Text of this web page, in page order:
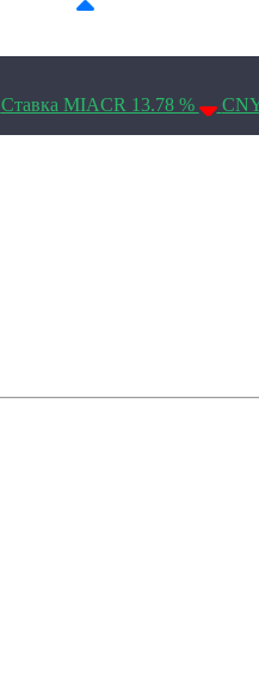
Ставка MIACR 13.78 %